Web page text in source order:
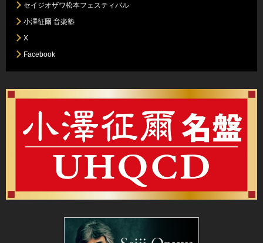
セイジオザワ松本フェスティバル
小澤征爾 音楽塾
X
Facebook